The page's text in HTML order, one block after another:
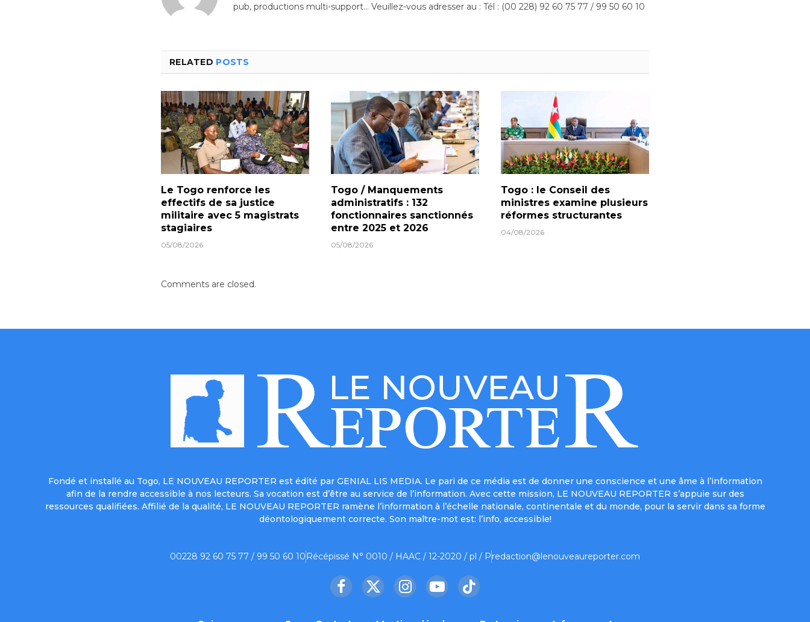
pub, productions multi-support… Veuillez-vous adresser au : Tél : (00 228) 92 60 75 77 / 99 50 60 10
RELATED POSTS
Le Togo renforce les
effectifs de sa justice
militaire avec 5 magistrats
stagiaires
05/08/2026
Togo / Manquements
administratifs : 132
fonctionnaires sanctionnés
entre 2025 et 2026
05/08/2026
Togo : le Conseil des
ministres examine plusieurs
réformes structurantes
04/08/2026
Comments are closed.
Fondé et installé au Togo, LE NOUVEAU REPORTER est édité par GENIAL LIS MEDIA. Le pari de ce média est de donner une conscience et une âme à l’information
afin de la rendre accessible à nos lecteurs. Sa vocation est d’être au service de l’information. Avec cette mission, LE NOUVEAU REPORTER s’appuie sur des
ressources qualifiées. Affilié de la qualité, LE NOUVEAU REPORTER ramène l’information à l’échelle nationale, continentale et du monde, pour la servir dans sa forme
déontologiquement correcte. Son maître-mot est: l’info, accessible!
00228 92 60 75 77 / 99 50 60 10 Récépissé N° 0010 / HAAC / 12-2020 / pl / Predaction@lenouveaureporter.com
Facebook
X
InstagramYouTubeTikTok